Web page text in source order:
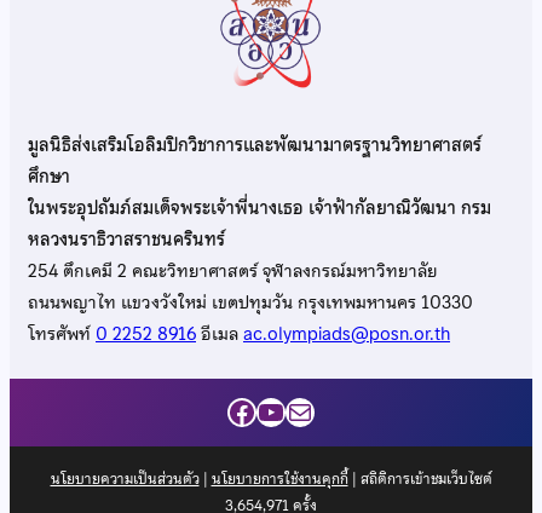
มูลนิธิส่งเสริมโอลิมปิกวิชาการและพัฒนามาตรฐานวิทยาศาสตร์
ศึกษา
ในพระอุปถัมภ์สมเด็จพระเจ้าพี่นางเธอ เจ้าฟ้ากัลยาณิวัฒนา กรม
หลวงนราธิวาสราชนครินทร์
254 ตึกเคมี 2 คณะวิทยาศาสตร์ จุฬาลงกรณ์มหาวิทยาลัย
ถนนพญาไท แขวงวังใหม่ เขตปทุมวัน กรุงเทพมหานคร 10330
โทรศัพท์0 2252 8916อีเมลac.olympiads@posn.or.th
Facebook
YouTube
Mail
นโยบายความเป็นส่วนตัว| นโยบายการใช้งานคุกกี้| สถิติการเข้าชมเว็บไซต์
3,654,971ครั้ง